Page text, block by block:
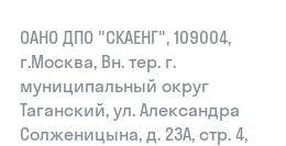
ОАНО ДПО "СКАЕНГ", 109004,
г.Москва, Вн. тер. г.
муниципальный округ
Таганский, ул. Александра
Солженицына, д. 23А, стр. 4,